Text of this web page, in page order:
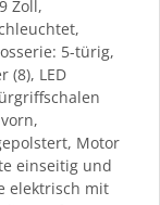
Zoll,
5-türig,
(8), LED
Motor
einseitig und
elektrisch mit